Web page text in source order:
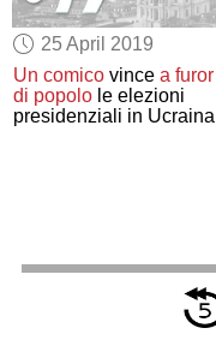
25 April 2019
Un comico vincea furor
di popolo le elezioni
presidenziali in Ucraina